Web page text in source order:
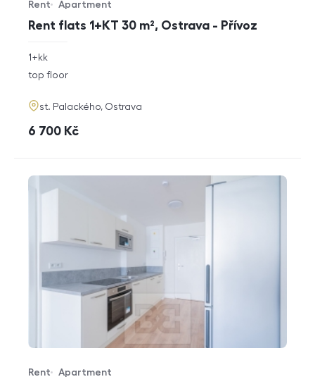
Rent flats 1+KT 30 m², Ostrava - Přívoz
Offer type
Rent
Property type
Apartment
rozměry
disposition
1+kk
funkce
top floor
adresa
st. Palackého, Ostrava
cena
6 700 Kč
Offer type
Rent
Property type
Apartment